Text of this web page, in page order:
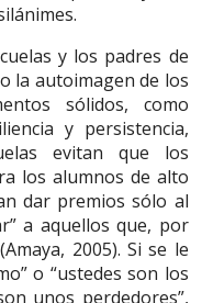
y los padres de
la autoimagen de los
sólidos, como
y persistencia,
evitan que los
los alumnos de alto
dar premios sólo al
a aquellos que, por
2005). Si se le
o “ustedes son los
unos perdedores”,